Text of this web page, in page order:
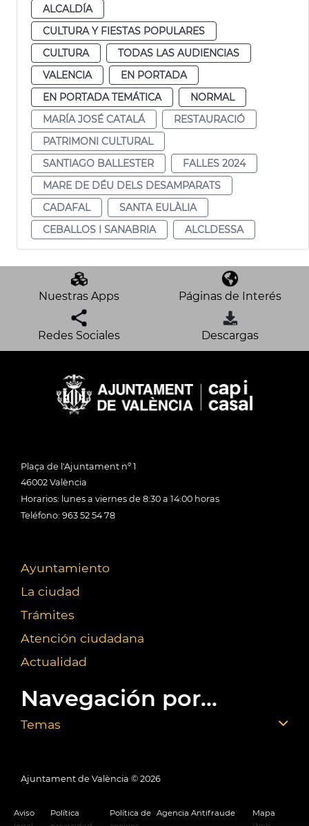
ALCALDÍA
CULTURA Y FIESTAS POPULARES
CULTURA
TODAS LAS AUDIENCIAS
VALENCIA
EN PORTADA
EN PORTADA TEMÁTICA
NORMAL
MARÍA JOSÉ CATALÁ
RESTAURACIÓ
PATRIMONI CULTURAL
SANTIAGO BALLESTER
FALLES 2024
MARE DE DÉU DELS DESAMPARATS
CADAFAL
SANTA EULÀLIA
CEBALLOS I SANABRIA
ALCLDESSA
Nuestras Apps Páginas de Interés
Redes Sociales Descargas
Plaça de l'Ajuntament nº 1
46002 València
Horarios: lunes a viernes de 8:30 a 14:00 horas
Teléfono: 963 52 54 78
Ayuntamiento
La ciudad
Trámites
Atención ciudadana
Actualidad
Navegación por...
Temas
Ajuntament de València © 2026
Aviso
Política
Política de Agencia Antifraude
Mapa